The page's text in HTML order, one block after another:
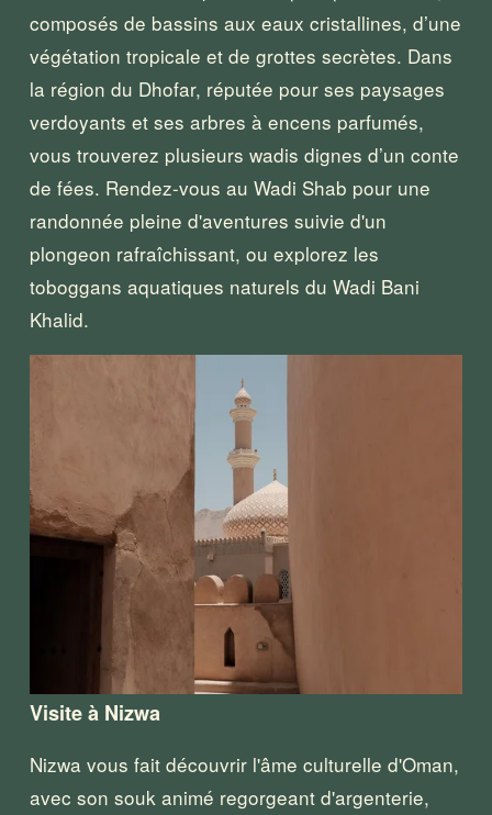
composés de bassins aux eaux cristallines, d’une
végétation tropicale et de grottes secrètes. Dans
la région du Dhofar, réputée pour ses paysages
verdoyants et ses arbres à encens parfumés,
vous trouverez plusieurs wadis dignes d’un conte
de fées. Rendez-vous au Wadi Shab pour une
randonnée pleine d'aventures suivie d'un
plongeon rafraîchissant, ou explorez les
toboggans aquatiques naturels du Wadi Bani
Khalid.
Visite à Nizwa
Nizwa vous fait découvrir l'âme culturelle d'Oman,
avec son souk animé regorgeant d'argenterie,